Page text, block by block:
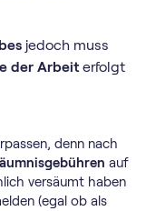
jedoch muss
der Arbeit erfolgt
denn nach
auf
versäumt haben
(egal ob als